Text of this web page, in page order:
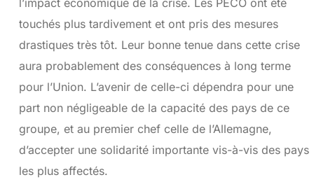
l’impact économique de la crise. Les PECO ont été
touchés plus tardivement et ont pris des mesures
drastiques très tôt. Leur bonne tenue dans cette crise
aura probablement des conséquences à long terme
pour l’Union. L’avenir de celle-ci dépendra pour une
part non négligeable de la capacité des pays de ce
groupe, et au premier chef celle de l’Allemagne,
d’accepter une solidarité importante vis-à-vis des pays
les plus affectés.